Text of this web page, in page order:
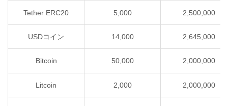
Tether ERC20 5,000 2,500,000
USDコイン 14,000 2,645,000
Bitcoin 50,000 2,000,000
Litcoin 2,000 2,000,000